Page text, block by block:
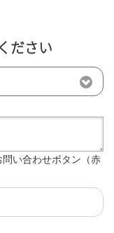
ださい
い合わせボタン（赤